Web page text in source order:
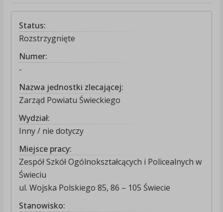
Status:
Rozstrzygnięte
Numer:
-
Nazwa jednostki zlecającej:
Zarząd Powiatu Świeckiego
Wydział:
Inny / nie dotyczy
Miejsce pracy:
Zespół Szkół Ogólnokształcących i Policealnych w
Świeciu
ul. Wojska Polskiego 85, 86 – 105 Świecie
Stanowisko: